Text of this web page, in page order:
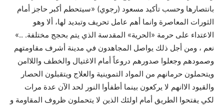
بانتصارها وحسب تأكيد مسعود (رجوي) «سيتحطم أكبر حاجز أمام
الثورات المعاصرة وانما أهم عامل تحريف وتبديد لها، ألا وهو
الاعتداء على حرمة «الحرية» المقدسة الذي يتم بحجج مختلفة. ..»
نعم ، ومن أجل ذلك يواصل المجاهدون في مدينة أشرف مقاومتهم
وصمودهم وجعلوا صدورهم دروعاً أمام الاغتيال والخطف واللاامن
ويتحملون حرمانهم من المواد التموينية والعلاج ويتقبلون الحصار
والقيود الاانهم لا يركعون بينما أطفأوا النور لحد الآن عدة مرات
لكي يفتحوا الطريق أمام اولئك الذين لا يتحملون ظروف المقاومة و